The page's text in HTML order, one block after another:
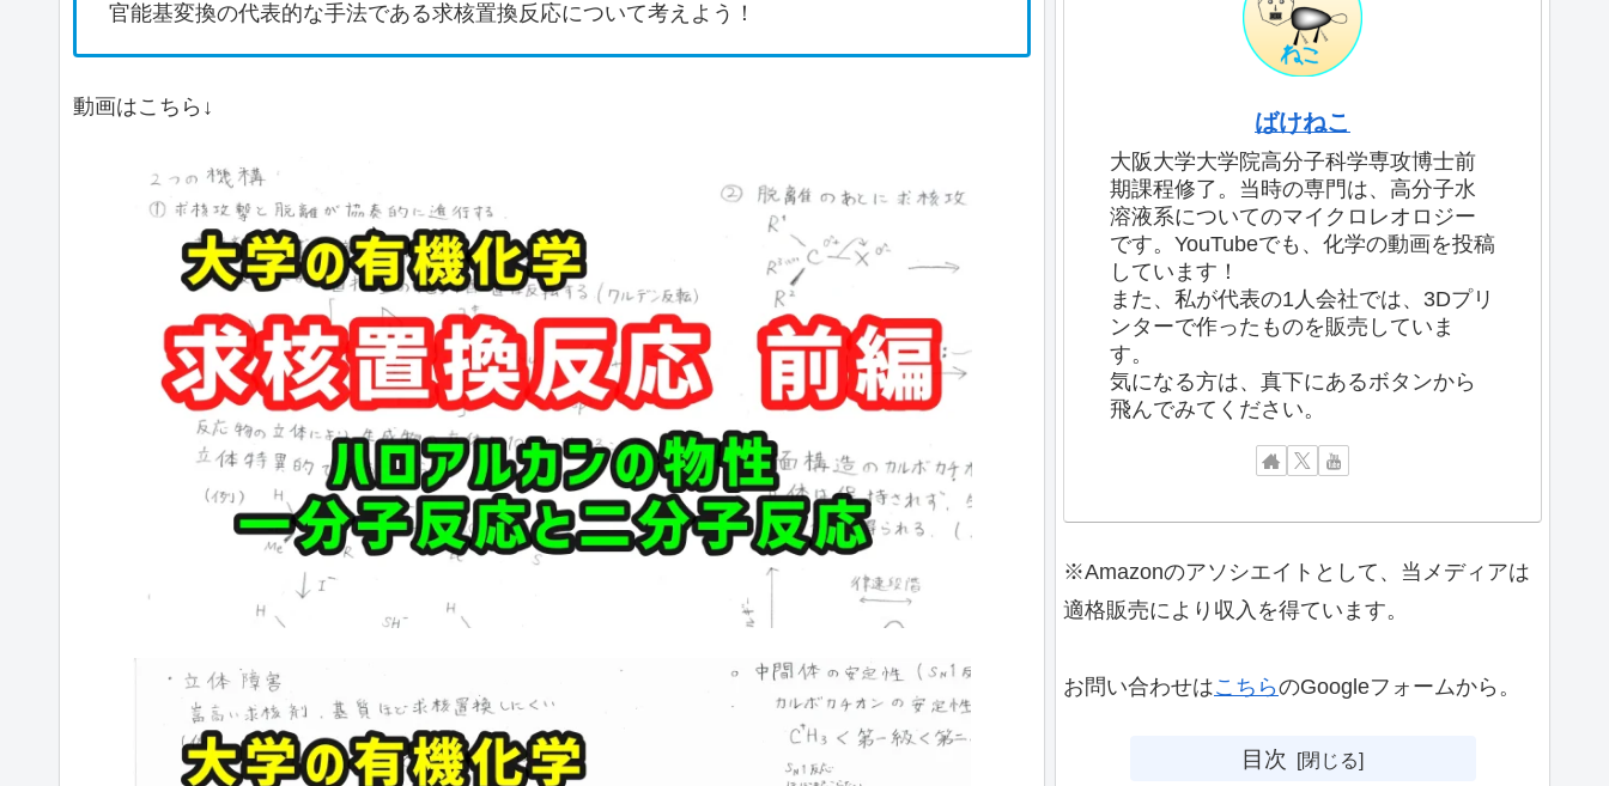
官能基変換の代表的な手法である求核置換反応について考えよう！
動画はこちら↓
ばけねこ
大阪大学大学院高分子科学専攻博士前
期課程修了。当時の専門は、高分子水
溶液系についてのマイクロレオロジー
です。YouTubeでも、化学の動画を投稿
しています！
また、私が代表の1人会社では、3Dプリ
ンターで作ったものを販売していま
す。
気になる方は、真下にあるボタンから
飛んでみてください。
※Amazonのアソシエイトとして、当メディアは
適格販売により収入を得ています。
お問い合わせはこちらのGoogleフォームから。
目次